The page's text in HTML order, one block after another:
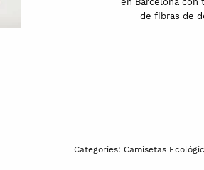
de fibras de
Categories: Camisetas